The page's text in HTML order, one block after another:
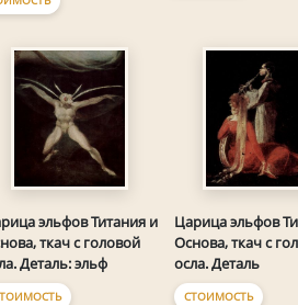
эльфов Титания и
ткач с головой
Деталь: эльф
Царица эльфов
Основа, ткач с
осла. Деталь
СТОИМОСТЬ